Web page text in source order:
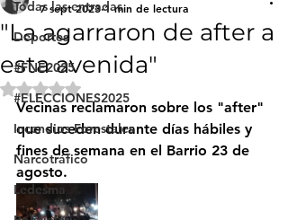
Todas las entradas
Deportes
#FNE2025
#ELECCIONES2025
Incendios Forestales
Narcotráfico
Ledesma
"La agarraron de after a
esta avenida"
7 sept 2023 1 min de lectura
Obtuvo NaN de 5 estrellas.
Vecinas reclamaron sobre los "after"
que suceden durante días hábiles y
fines de semana en el Barrio 23 de
agosto.